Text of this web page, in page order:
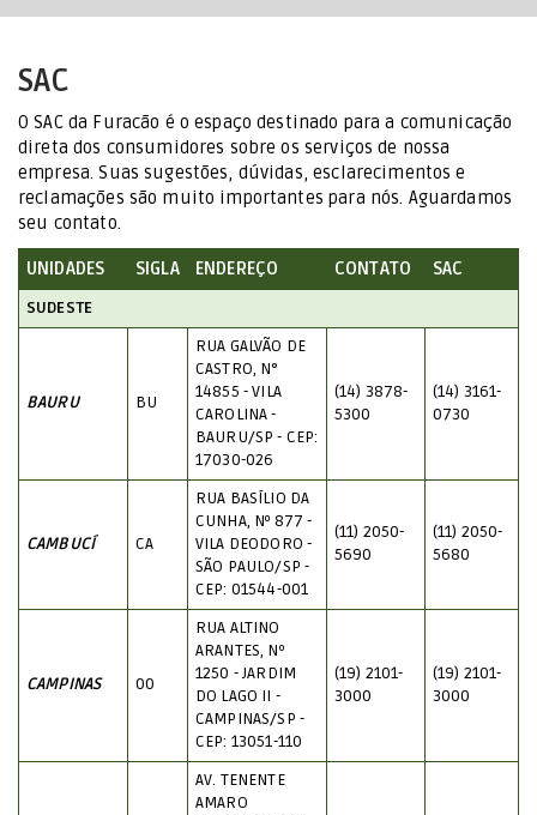
SAC
O SAC da Furacão é o espaço destinado para a comunicação
direta dos consumidores sobre os serviços de nossa
empresa. Suas sugestões, dúvidas, esclarecimentos e
reclamações são muito importantes para nós. Aguardamos
seu contato.
UNIDADES SIGLA ENDEREÇO CONTATO SAC
SUDESTE
BAURU BU
RUA GALVÃO DE
CASTRO, N°
14855 - VILA
CAROLINA -
BAURU/SP - CEP:
17030-026
(14) 3878-
5300
(14) 3161-
0730
CAMBUCÍ CA
RUA BASÍLIO DA
CUNHA, Nº 877 -
VILA DEODORO -
SÃO PAULO/SP -
CEP: 01544-001
(11) 2050-
5690
(11) 2050-
5680
CAMPINAS 00
RUA ALTINO
ARANTES, Nº
1250 - JARDIM
DO LAGO II -
CAMPINAS/SP -
CEP: 13051-110
(19) 2101-
3000
(19) 2101-
3000
AV. TENENTE
AMARO